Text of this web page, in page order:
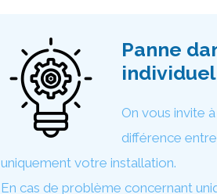
Panne
individuel
On vous invite
différence
uniquement votre installation.
En cas de problème concernant